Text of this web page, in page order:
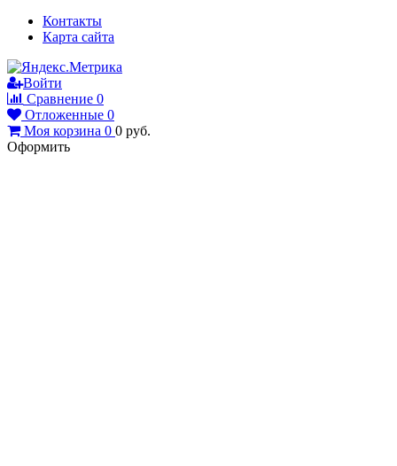
Контакты
Карта сайта
Войти
Сравнение 0
Отложенные 0
Моя корзина 0 0 руб.
Оформить